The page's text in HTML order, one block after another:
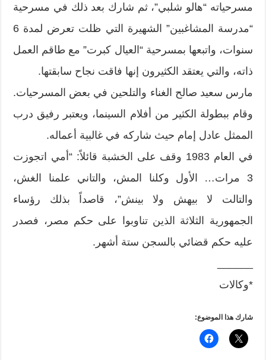
مسرحياته “هالو شلبي”، ثم شارك بعد ذلك في مسرحية
“مدرسة المشاغبين” الشهيرة التي ظلت تعرض لمدة 6
سنوات، واتبعها بمسرحية “العيال كبرت” مع طاقم العمل
ذاته، والتي يعتقد الكثيرون إنها فاقت نجاح سابقتها.
‏مارس سعيد صالح الغناء والتلحين في بعض المسرحيات.
وقام ببطولة الكثير من أفلام السينما، ويعتبر رفيق درب
الممثل عادل إمام حيث شاركه في غالبية أعماله.
في العام 1983 وقف على الخشبة قائلاً: “أمي اتجوزت
3 مرات… الأول وكلنا المش، والتاني علمنا الغش،
والتالت لا بيهش ولا بينش”، قاصداً بذلك رؤساء
الجمهورية الثلاثة الذين تناوبوا على حكم مصر، فصدر
عليه حكم قضائي بالسجن ستة أشهر.
*وكالات
شارك هذا الموضوع: